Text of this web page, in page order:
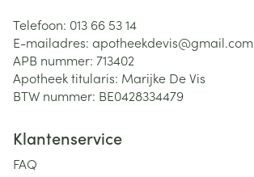
Telefoon: 013 66 53 14
E-mailadres: apotheekdevis@gmail.com
APB nummer: 713402
Apotheek titularis: Marijke De Vis
BTW nummer: BE0428334479
Klantenservice
FAQ